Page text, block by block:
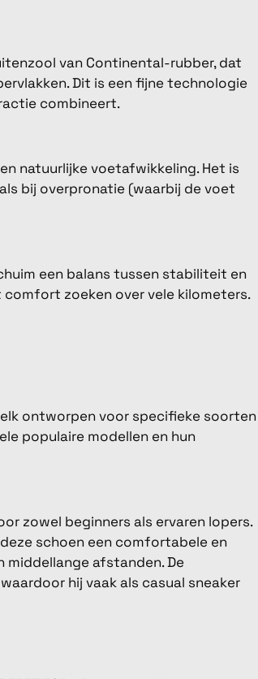
van Continental-rubber, dat
Dit is een fijne technologie
combineert.
natuurlijke voetafwikkeling. Het is
bij overpronatie (waarbij de voet
een balans tussen stabiliteit en
zoeken over vele kilometers.
ontworpen voor specifieke soorten
populaire modellen en hun
zowel beginners als ervaren lopers.
schoen een comfortabele en
middellange afstanden. De
hij vaak als casual sneaker